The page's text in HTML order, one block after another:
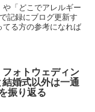
や「どこでアレルギー
記録にブログ更新す
る方の参考になれば
ォトウェディン
婚式以外は一通
振り返る